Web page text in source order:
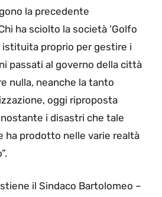
la precedente
ha sciolto la società ‘Golfo
istituita proprio per gestire i
passati al governo della città
nulla, neanche la tanto
oggi riproposta
i disastri che tale
ha prodotto nelle varie realtà
il Sindaco Bartolomeo –